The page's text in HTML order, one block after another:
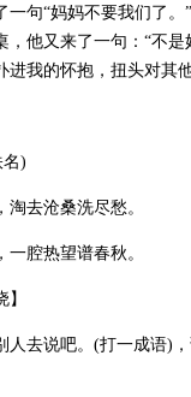
一句“妈妈不要我们了
，他又来了一句：“不
进我的怀抱，扭头对其
)
去沧桑洗尽愁。
腔热望谱春秋。
说吧。(打一成语)，